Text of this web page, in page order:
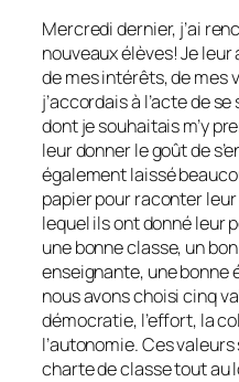
Mercredi dernier, j’ai
nouveaux élèves! Je
de mes intérêts, de mes
j’accordais à l’acte de
dont je souhaitais m’y
leur donner le goût de
également laissé
papier pour raconter
lequel ils ont donné leur
une bonne classe, un
enseignante, une bonne
nous avons choisi cinq
démocratie, l’effort, la
l’autonomie. Ces
charte de classe tout au